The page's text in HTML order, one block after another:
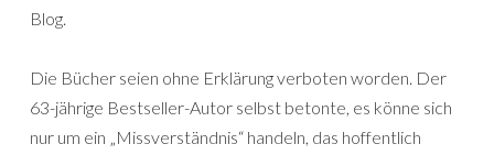
Blog.
Die Bücher seien ohne Erklärung verboten worden. Der
63-jährige Bestseller-Autor selbst betonte, es könne sich
nur um ein „Missverständnis“ handeln, das hoffentlich